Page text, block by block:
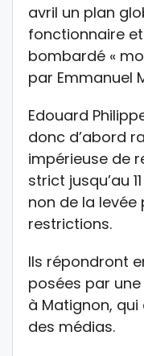
avril un plan
fonctionnaire
bombardé «
par Emmanuel
Edouard
donc d’abord
impérieuse de
strict jusqu’au
non de la levée
restrictions.
Ils répondront
posées par
à Matignon,
des médias.